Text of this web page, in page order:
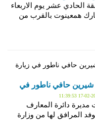
الحادي عشر يوم الاربعاء
منطقة بارك همعينوت بالقرب من
شيرين حافي ناطور في
2025-
الموافق 2025-02-15 قامت مديرة دائرة المعارف
المرافق لها من وزارة